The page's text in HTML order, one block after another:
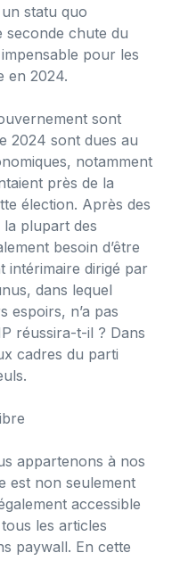
statu quo
chute du
pour les
en 2024.
sont
2024 sont dues au
notamment
près de la
élection. Après des
la plupart des
besoin d’être
intérimaire dirigé par
dans lequel
espoirs, n’a pas
réussira-t-il ? Dans
cadres du parti
appartenons à nos
est non seulement
accessible
les articles
paywall. En cette